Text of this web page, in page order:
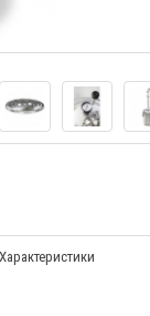
Характеристики